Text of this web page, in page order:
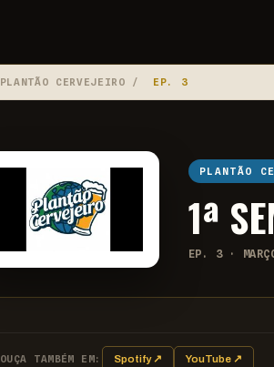
PLANTÃO CERVEJEIRO / EP. 3
PLANTÃO
1ª
EP. 3 ·
OUÇA TAMBÉM EM: Spotify ↗ YouTube ↗